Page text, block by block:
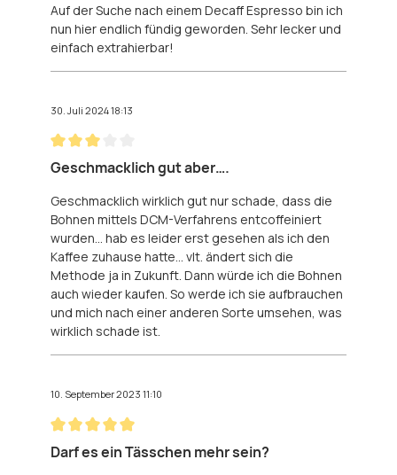
Auf der Suche nach einem Decaff Espresso bin ich
nun hier endlich fündig geworden. Sehr lecker und
einfach extrahierbar!
30. Juli 2024 18:13
Bewertung mit 3 von 5 Sternen
Geschmacklich gut aber….
Geschmacklich wirklich gut nur schade, dass die
Bohnen mittels DCM-Verfahrens entcoffeiniert
wurden… hab es leider erst gesehen als ich den
Kaffee zuhause hatte… vlt. ändert sich die
Methode ja in Zukunft. Dann würde ich die Bohnen
auch wieder kaufen. So werde ich sie aufbrauchen
und mich nach einer anderen Sorte umsehen, was
wirklich schade ist.
10. September 2023 11:10
Bewertung mit 5 von 5 Sternen
Darf es ein Tässchen mehr sein?